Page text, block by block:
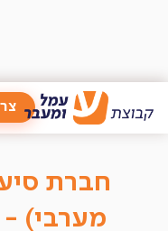
מטפלים סיעודיים
חברת
מערבי)